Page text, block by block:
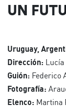
UN
Uruguay,
Dirección: Lucía
Guión: Federico
Fotografía:
Elenco: Martina